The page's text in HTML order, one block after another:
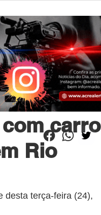
carro
Rio
desta terça-feira (24),